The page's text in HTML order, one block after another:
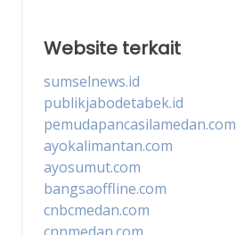
Website terkait
sumselnews.id
publikjabodetabek.id
pemudapancasilamedan.com
ayokalimantan.com
ayosumut.com
bangsaoffline.com
cnbcmedan.com
cnnmedan.com